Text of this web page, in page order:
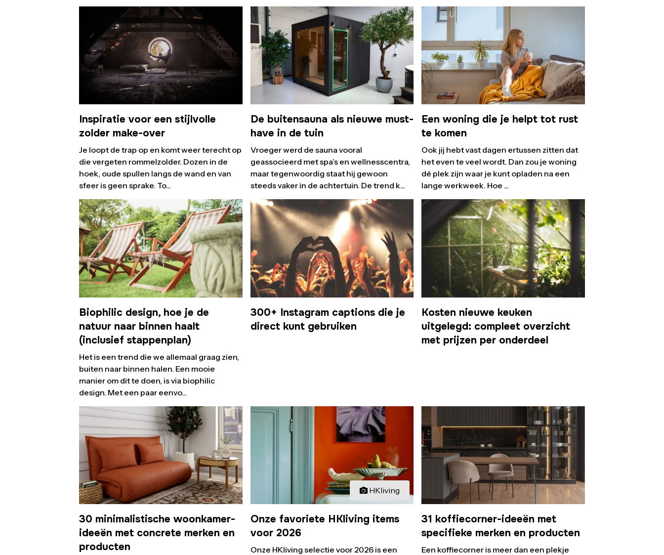
Inspiratie voor een stijlvolle
zolder make-over
Je loopt de trap op en komt weer terecht op
die vergeten rommelzolder. Dozen in de
hoek, oude spullen langs de wand en van
sfeer is geen sprake. To...
De buitensauna als nieuwe must-
have in de tuin
Vroeger werd de sauna vooral
geassocieerd met spa’s en wellnesscentra,
maar tegenwoordig staat hij gewoon
steeds vaker in de achtertuin. De trend k...
Een woning die je helpt tot rust
te komen
Ook jij hebt vast dagen ertussen zitten dat
het even te veel wordt. Dan zou je woning
dé plek zijn waar je kunt opladen na een
lange werkweek. Hoe ...
Biophilic design, hoe je de
natuur naar binnen haalt
(inclusief stappenplan)
Het is een trend die we allemaal graag zien,
buiten naar binnen halen. Een mooie
manier om dit te doen, is via biophilic
design. Met een paar eenvo...
300+ Instagram captions die je
direct kunt gebruiken
Kosten nieuwe keuken
uitgelegd: compleet overzicht
met prijzen per onderdeel
30 minimalistische woonkamer-
ideeën met concrete merken en
producten
HKliving
Onze favoriete HKliving items
voor 2026
Onze HKliving selectie voor 2026 is een
31 koffiecorner-ideeën met
specifieke merken en producten
Een koffiecorner is meer dan een plekje